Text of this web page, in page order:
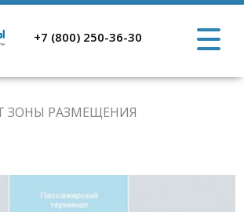
+7 (800) 250-36-30
ЗОНЫ РАЗМЕЩЕНИЯ